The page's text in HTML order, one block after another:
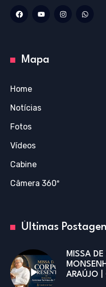
Mapa
Home
Notícias
Fotos
Vídeos
Cabine
Câmera 360º
Últimas
MISSA
ARAÚJO